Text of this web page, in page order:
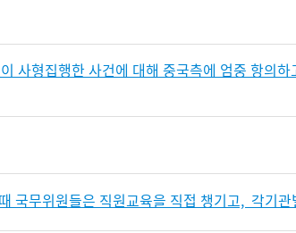
사형집행한 사건에 대해 중국측에 엄중 항의
국무위원들은 직원교육을 직접 챙기고, 각기